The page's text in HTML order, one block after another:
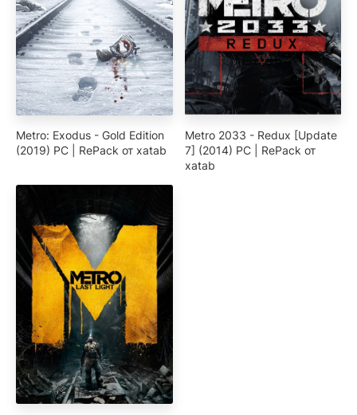
Metro: Exodus - Gold Edition
(2019) PC | RePack от xatab
Metro 2033 - Redux [Update
7] (2014) PC | RePack от
xatab